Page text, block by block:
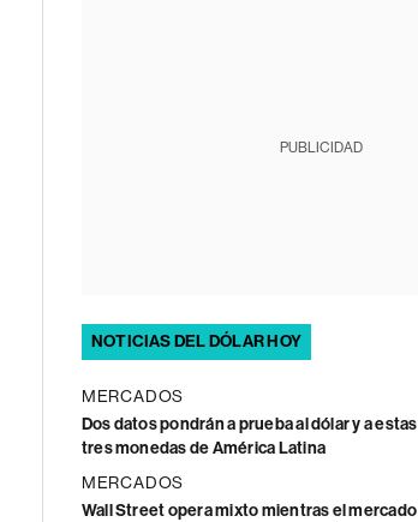
PUBLICIDAD
NOTICIAS DEL DÓLAR HOY
MERCADOS
Dos datos pondrán a prueba al dólar y a estas
tres monedas de América Latina
MERCADOS
Wall Street opera mixto mientras el mercado